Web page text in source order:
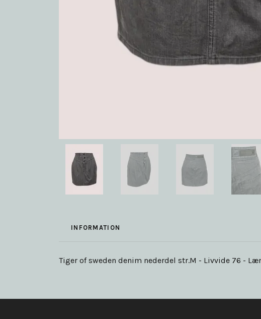
INFORMATION
Tiger of sweden denim nederdel str.M - Livvide 76 -